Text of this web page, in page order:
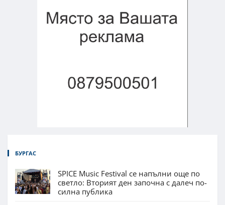
БУРГАС
SPICE Music Festival се напълни още по
светло: Вторият ден започна с далеч по-
силна публика